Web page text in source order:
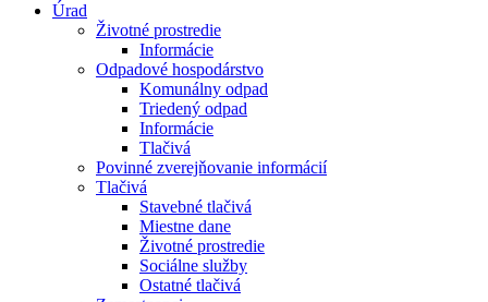
Úrad
Životné prostredie
Informácie
Odpadové hospodárstvo
Komunálny odpad
Triedený odpad
Informácie
Tlačivá
Povinné zverejňovanie informácií
Tlačivá
Stavebné tlačivá
Miestne dane
Životné prostredie
Sociálne služby
Ostatné tlačivá